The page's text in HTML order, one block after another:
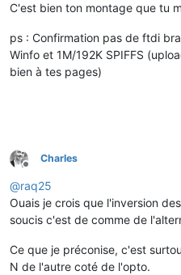
C'est bien ton montage que tu
ps : Confirmation pas de ftdi
Winfo et 1M/192K SPIFFS
bien à tes pages)
Offline
Charles
@raq25
Ouais je crois que l'inversion
soucis c'est de comme de
Ce que je préconise, c'est
N de l'autre coté de l'opto.